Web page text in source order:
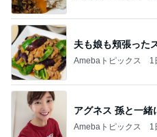
夫も娘も頬張った
Amebaトピックス 1
アグネス 孫と一緒
Amebaトピックス 1